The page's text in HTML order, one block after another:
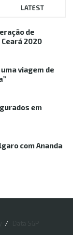
LATEST
de
2020
viagem de
em
com Ananda